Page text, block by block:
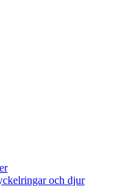
och djur